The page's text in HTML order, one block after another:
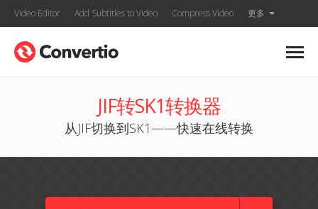
Video Editor Add Subtitles to Video Compress Video 更多
JIF转SK1转换器
从JIF切换到SK1——快速在线转换